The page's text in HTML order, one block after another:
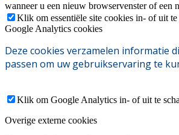
wanneer u een nieuw browservenster of een
Klik om essentiële site cookies in- of uit te
Google Analytics cookies
Deze cookies verzamelen informatie
passen om uw gebruikservaring te
Klik om Google Analytics in- of uit te
Overige externe cookies